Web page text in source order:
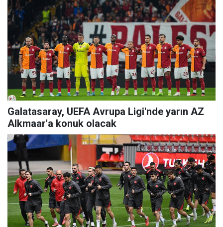
Galatasaray, UEFA Avrupa Ligi'nde yarın AZ
Alkmaar'a konuk olacak